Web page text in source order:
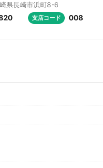
県長崎市浜町8-6
支店コード 008